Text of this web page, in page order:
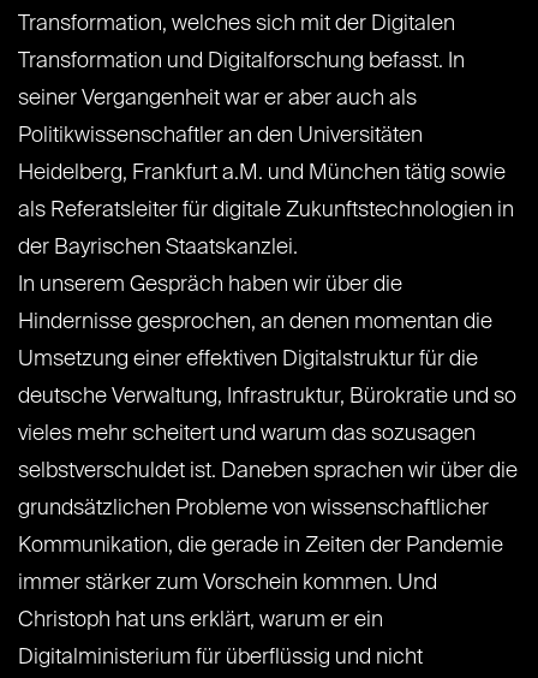
Transformation, welches sich mit der Digitalen
Transformation und Digitalforschung befasst. In
seiner Vergangenheit war er aber auch als
Politikwissenschaftler an den Universitäten
Heidelberg, Frankfurt a.M. und München tätig sowie
als Referatsleiter für digitale Zukunftstechnologien in
der Bayrischen Staatskanzlei.
In unserem Gespräch haben wir über die
Hindernisse gesprochen, an denen momentan die
Umsetzung einer effektiven Digitalstruktur für die
deutsche Verwaltung, Infrastruktur, Bürokratie und so
vieles mehr scheitert und warum das sozusagen
selbstverschuldet ist. Daneben sprachen wir über die
grundsätzlichen Probleme von wissenschaftlicher
Kommunikation, die gerade in Zeiten der Pandemie
immer stärker zum Vorschein kommen. Und
Christoph hat uns erklärt, warum er ein
Digitalministerium für überflüssig und nicht